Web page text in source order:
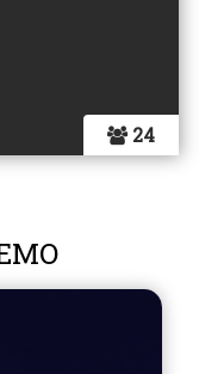
24